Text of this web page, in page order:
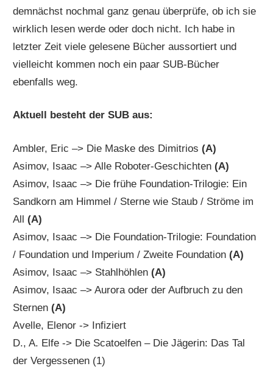
demnächst nochmal ganz genau überprüfe, ob ich sie
wirklich lesen werde oder doch nicht. Ich habe in
letzter Zeit viele gelesene Bücher aussortiert und
vielleicht kommen noch ein paar SUB-Bücher
ebenfalls weg.
Aktuell besteht der SUB aus:
Ambler, Eric –> Die Maske des Dimitrios(A)
Asimov, Isaac –> Alle Roboter-Geschichten(A)
Asimov, Isaac –> Die frühe Foundation-Trilogie: Ein
Sandkorn am Himmel / Sterne wie Staub / Ströme im
All(A)
Asimov, Isaac –> Die Foundation-Trilogie: Foundation
/ Foundation und Imperium / Zweite Foundation(A)
Asimov, Isaac –> Stahlhöhlen(A)
Asimov, Isaac –> Aurora oder der Aufbruch zu den
Sternen(A)
Avelle, Elenor -> Infiziert
D., A. Elfe -> Die Scatoelfen – Die Jägerin: Das Tal
der Vergessenen (1)